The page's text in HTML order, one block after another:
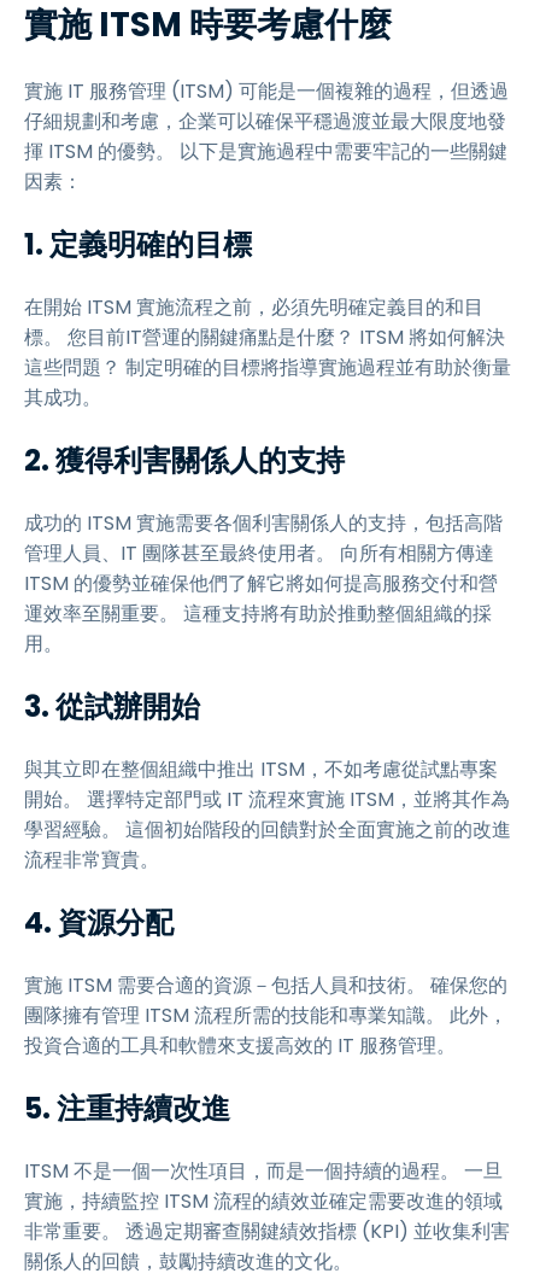
實施 ITSM 時要考慮什麼
實施 IT 服務管理 (ITSM) 可能是一個複雜的過程，但透過
仔細規劃和考慮，企業可以確保平穩過渡並最大限度地發
揮 ITSM 的優勢。 以下是實施過程中需要牢記的一些關鍵
因素：
1. 定義明確的目標
在開始 ITSM 實施流程之前，必須先明確定義目的和目
標。 您目前IT營運的關鍵痛點是什麼？ ITSM 將如何解決
這些問題？ 制定明確的目標將指導實施過程並有助於衡量
其成功。
2. 獲得利害關係人的支持
成功的 ITSM 實施需要各個利害關係人的支持，包括高階
管理人員、IT 團隊甚至最終使用者。 向所有相關方傳達
ITSM 的優勢並確保他們了解它將如何提高服務交付和營
運效率至關重要。 這種支持將有助於推動整個組織的採
用。
3. 從試辦開始
與其立即在整個組織中推出 ITSM，不如考慮從試點專案
開始。 選擇特定部門或 IT 流程來實施 ITSM，並將其作為
學習經驗。 這個初始階段的回饋對於全面實施之前的改進
流程非常寶貴。
4. 資源分配
實施 ITSM 需要合適的資源－包括人員和技術。 確保您的
團隊擁有管理 ITSM 流程所需的技能和專業知識。 此外，
投資合適的工具和軟體來支援高效的 IT 服務管理。
5. 注重持續改進
ITSM 不是一個一次性項目，而是一個持續的過程。 一旦
實施，持續監控 ITSM 流程的績效並確定需要改進的領域
非常重要。 透過定期審查關鍵績效指標 (KPI) 並收集利害
關係人的回饋，鼓勵持續改進的文化。